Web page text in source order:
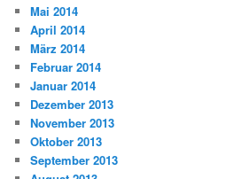
Mai 2014
April 2014
März 2014
Februar 2014
Januar 2014
Dezember 2013
November 2013
Oktober 2013
September 2013